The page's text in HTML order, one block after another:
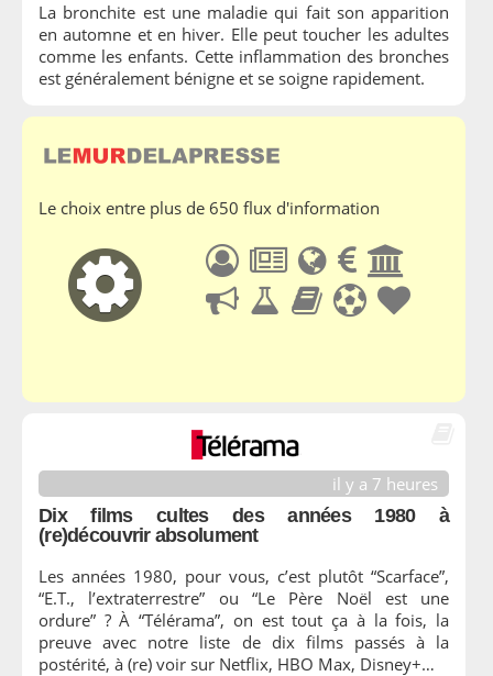
La bronchite est une maladie qui fait son apparition
en automne et en hiver. Elle peut toucher les adultes
comme les enfants. Cette inflammation des bronches
est généralement bénigne et se soigne rapidement.
Le choix entre plus de 650 flux d'information
il y a 7 heures
Dix films cultes des années 1980 à
(re)découvrir absolument
Les années 1980, pour vous, c’est plutôt “Scarface”,
“E.T., l’extraterrestre” ou “Le Père Noël est une
ordure” ? À “Télérama”, on est tout ça à la fois, la
preuve avec notre liste de dix films passés à la
postérité, à (re) voir sur Netflix, HBO Max, Disney+…